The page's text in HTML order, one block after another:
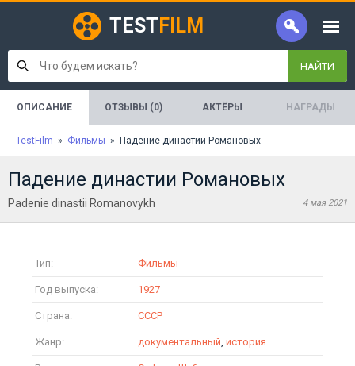
TEST FILM
НАЙТИ
ОПИСАНИЕ ОТЗЫВЫ (0) АКТЁРЫ НАГРАДЫ
TestFilm » Фильмы » Падение династии Романовых
Падение династии Романовых
Padenie dinastii Romanovykh 4 мая 2021
Тип: Фильмы
Год выпуска: 1927
Страна: СССР
Жанр: документальный, история